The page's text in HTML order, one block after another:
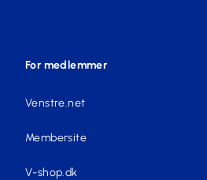
For medlemmer
Venstre.net
Membersite
V-shop.dk